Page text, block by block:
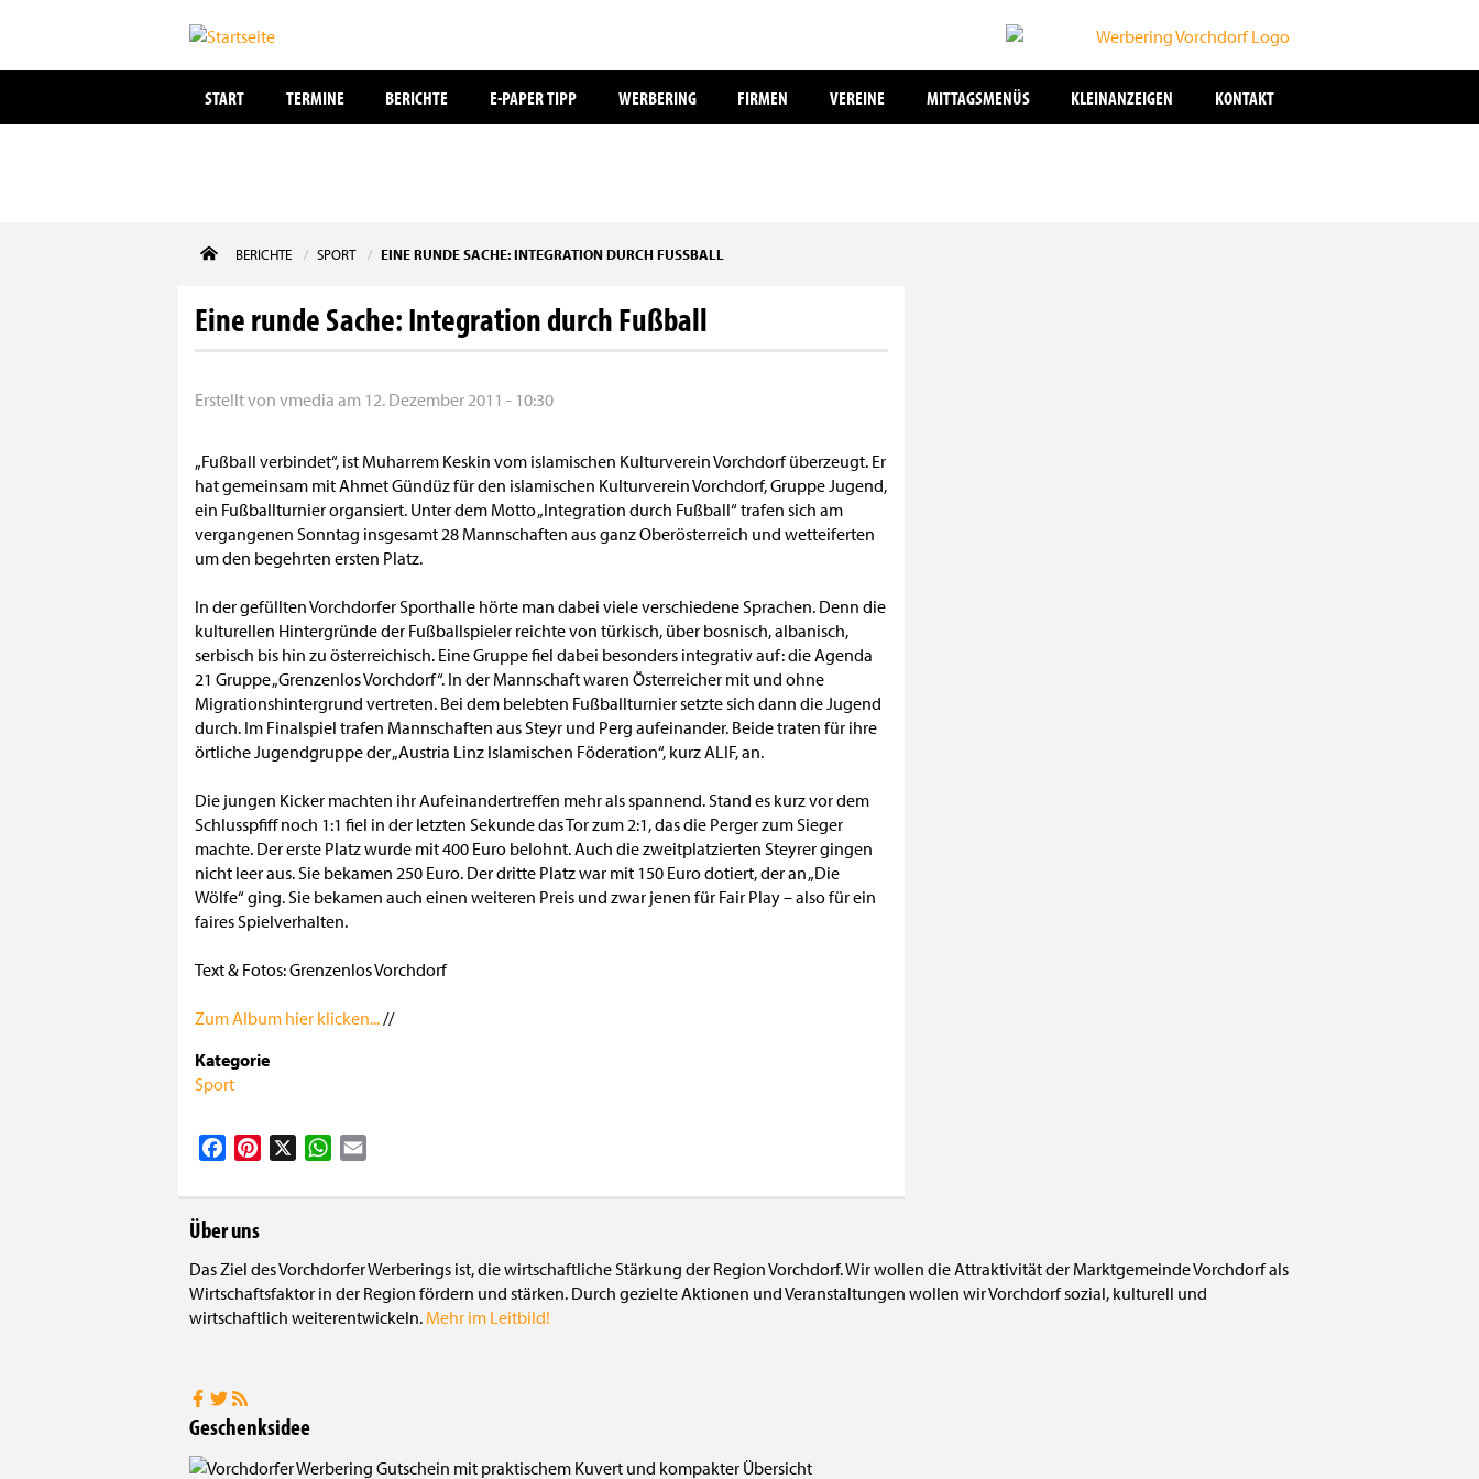
START TERMINE BERICHTE E-PAPER TIPP WERBERING FIRMEN VEREINE MITTAGSMENÜS KLEINANZEIGEN KONTAKT
BERICHTE SPORT EINE RUNDE SACHE: INTEGRATION DURCH FUSSBALL
Eine runde Sache: Integration durch Fußball
Erstellt von vmedia am 12. Dezember 2011 - 10:30
„Fußball verbindet“, ist Muharrem Keskin vom islamischen Kulturverein Vorchdorf überzeugt. Er
hat gemeinsam mit Ahmet Gündüz für den islamischen Kulturverein Vorchdorf, Gruppe Jugend,
ein Fußballturnier organsiert. Unter dem Motto „Integration durch Fußball“ trafen sich am
vergangenen Sonntag insgesamt 28 Mannschaften aus ganz Oberösterreich und wetteiferten
um den begehrten ersten Platz.
In der gefüllten Vorchdorfer Sporthalle hörte man dabei viele verschiedene Sprachen. Denn die
kulturellen Hintergründe der Fußballspieler reichte von türkisch, über bosnisch, albanisch,
serbisch bis hin zu österreichisch. Eine Gruppe fiel dabei besonders integrativ auf: die Agenda
21 Gruppe „Grenzenlos Vorchdorf“. In der Mannschaft waren Österreicher mit und ohne
Migrationshintergrund vertreten. Bei dem belebten Fußballturnier setzte sich dann die Jugend
durch. Im Finalspiel trafen Mannschaften aus Steyr und Perg aufeinander. Beide traten für ihre
örtliche Jugendgruppe der „Austria Linz Islamischen Föderation“, kurz ALIF, an.
Die jungen Kicker machten ihr Aufeinandertreffen mehr als spannend. Stand es kurz vor dem
Schlusspfiff noch 1:1 fiel in der letzten Sekunde das Tor zum 2:1, das die Perger zum Sieger
machte. Der erste Platz wurde mit 400 Euro belohnt. Auch die zweitplatzierten Steyrer gingen
nicht leer aus. Sie bekamen 250 Euro. Der dritte Platz war mit 150 Euro dotiert, der an „Die
Wölfe“ ging. Sie bekamen auch einen weiteren Preis und zwar jenen für Fair Play – also für ein
faires Spielverhalten.
Text & Fotos: Grenzenlos Vorchdorf
Zum Album hier klicken...//
Kategorie
Sport
FacebookPinterest WhatsApp
Über uns
Das Ziel des Vorchdorfer Werberings ist, die wirtschaftliche Stärkung der Region Vorchdorf. Wir wollen die Attraktivität der Marktgemeinde Vorchdorf als
Wirtschaftsfaktor in der Region fördern und stärken. Durch gezielte Aktionen und Veranstaltungen wollen wir Vorchdorf sozial, kulturell und
wirtschaftlich weiterentwickeln. Mehr im Leitbild!
Geschenksidee